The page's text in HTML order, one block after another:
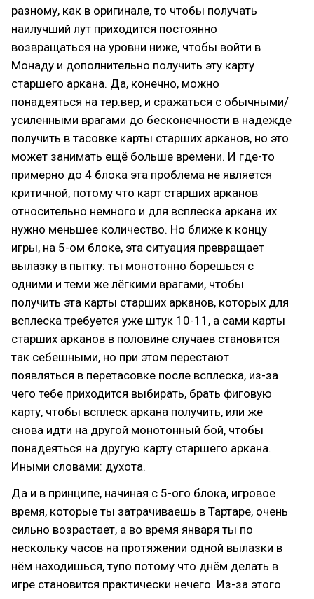
разному, как в оригинале, то чтобы получать
наилучший лут приходится постоянно
возвращаться на уровни ниже, чтобы войти в
Монаду и дополнительно получить эту карту
старшего аркана. Да, конечно, можно
понадеяться на тер.вер, и сражаться с обычными/
усиленными врагами до бесконечности в надежде
получить в тасовке карты старших арканов, но это
может занимать ещё больше времени. И где-то
примерно до 4 блока эта проблема не является
критичной, потому что карт старших арканов
относительно немного и для всплеска аркана их
нужно меньшее количество. Но ближе к концу
игры, на 5-ом блоке, эта ситуация превращает
вылазку в пытку: ты монотонно борешься с
одними и теми же лёгкими врагами, чтобы
получить эта карты старших арканов, которых для
всплеска требуется уже штук 10-11, а сами карты
старших арканов в половине случаев становятся
так себешными, но при этом перестают
появляться в перетасовке после всплеска, из-за
чего тебе приходится выбирать, брать фиговую
карту, чтобы всплеск аркана получить, или же
снова идти на другой монотонный бой, чтобы
понадеяться на другую карту старшего аркана.
Иными словами: духота.
Да и в принципе, начиная с 5-ого блока, игровое
время, которые ты затрачиваешь в Тартаре, очень
сильно возрастает, а во время января ты по
нескольку часов на протяжении одной вылазки в
нём находишься, тупо потому что днём делать в
игре становится практически нечего. Из-за этого